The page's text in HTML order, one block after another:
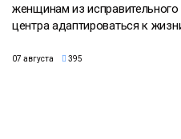
женщинам из исправительного
центра адаптироваться к
07 августа 395